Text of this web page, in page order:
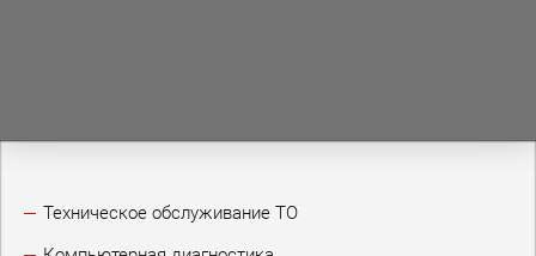
Техническое обслуживание ТО